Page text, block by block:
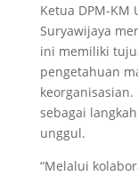
Ketua DPM-KM
Suryawijaya
ini memiliki
pengetahuan
sebagai
unggul.
“Melalui